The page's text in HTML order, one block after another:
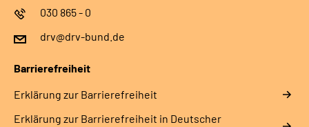
030 865 - 0
drv@drv-bund.de
Barrierefreiheit
Erklärung zur Barrierefreiheit
Erklärung zur Barrierefreiheit in Deutscher